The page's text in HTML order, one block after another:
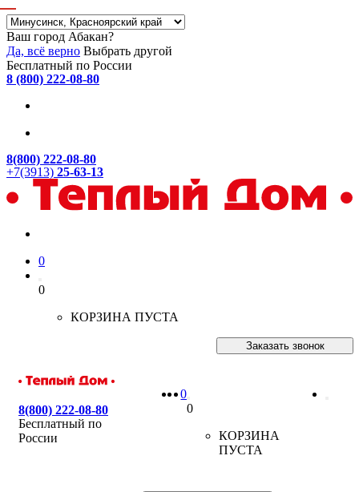
Ваш город Абакан?
Да, всё верно Выбрать другой
Бесплатный по России
8 (800) 222-08-80
8(800) 222-08-80
+7(3913) 25-63-13
0
0
КОРЗИНА ПУСТА
Заказать звонок
8(800) 222-08-80
Бесплатный по
России
0
0
КОРЗИНА
ПУСТА